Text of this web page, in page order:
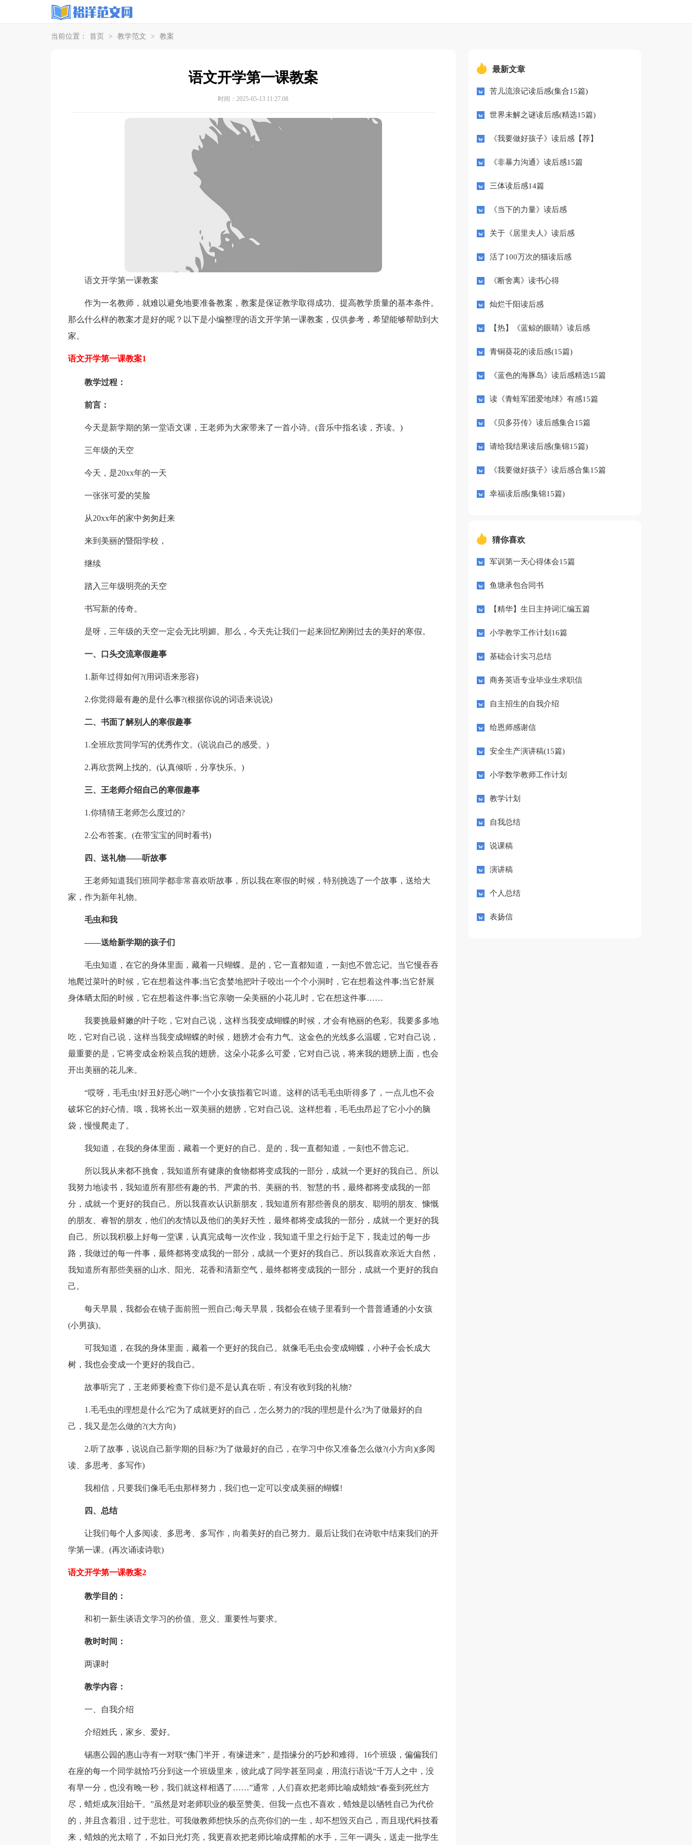
当前位置： 首页 > 教学范文 > 教案
语文开学第一课教案
时间：2025-05-13 11:27:08
语文开学第一课教案
作为一名教师，就难以避免地要准备教案，教案是保证教学取得成功、提高教学质量的基本条件。
那么什么样的教案才是好的呢？以下是小编整理的语文开学第一课教案，仅供参考，希望能够帮助到大
家。
语文开学第一课教案1
教学过程：
前言：
今天是新学期的第一堂语文课，王老师为大家带来了一首小诗。(音乐中指名读，齐读。)
三年级的天空
今天，是20xx年的一天
一张张可爱的笑脸
从20xx年的家中匆匆赶来
来到美丽的暨阳学校，
继续
踏入三年级明亮的天空
书写新的传奇。
是呀，三年级的天空一定会无比明媚。那么，今天先让我们一起来回忆刚刚过去的美好的寒假。
一、口头交流寒假趣事
1.新年过得如何?(用词语来形容)
2.你觉得最有趣的是什么事?(根据你说的词语来说说)
二、书面了解别人的寒假趣事
1.全班欣赏同学写的优秀作文。(说说自己的感受。)
2.再欣赏网上找的。(认真倾听，分享快乐。)
三、王老师介绍自己的寒假趣事
1.你猜猜王老师怎么度过的?
2.公布答案。(在带宝宝的同时看书)
四、送礼物——听故事
王老师知道我们班同学都非常喜欢听故事，所以我在寒假的时候，特别挑选了一个故事，送给大
家，作为新年礼物。
毛虫和我
——送给新学期的孩子们
毛虫知道，在它的身体里面，藏着一只蝴蝶。是的，它一直都知道，一刻也不曾忘记。当它慢吞吞
地爬过菜叶的时候，它在想着这件事;当它贪婪地把叶子咬出一个个小洞时，它在想着这件事;当它舒展
身体晒太阳的时候，它在想着这件事;当它亲吻一朵美丽的小花儿时，它在想这件事……
我要挑最鲜嫩的叶子吃，它对自己说，这样当我变成蝴蝶的时候，才会有艳丽的色彩。我要多多地
吃，它对自己说，这样当我变成蝴蝶的时候，翅膀才会有力气。这金色的光线多么温暖，它对自己说，
最重要的是，它将变成金粉装点我的翅膀。这朵小花多么可爱，它对自己说，将来我的翅膀上面，也会
开出美丽的花儿来。
“哎呀，毛毛虫!好丑好恶心哟!”一个小女孩指着它叫道。这样的话毛毛虫听得多了，一点儿也不会
破坏它的好心情。哦，我将长出一双美丽的翅膀，它对自己说。这样想着，毛毛虫昂起了它小小的脑
袋，慢慢爬走了。
我知道，在我的身体里面，藏着一个更好的自己。是的，我一直都知道，一刻也不曾忘记。
所以我从来都不挑食，我知道所有健康的食物都将变成我的一部分，成就一个更好的我自己。所以
我努力地读书，我知道所有那些有趣的书、严肃的书、美丽的书、智慧的书，最终都将变成我的一部
分，成就一个更好的我自己。所以我喜欢认识新朋友，我知道所有那些善良的朋友、聪明的朋友、慷慨
的朋友、睿智的朋友，他们的友情以及他们的美好天性，最终都将变成我的一部分，成就一个更好的我
自己。所以我积极上好每一堂课，认真完成每一次作业，我知道千里之行始于足下，我走过的每一步
路，我做过的每一件事，最终都将变成我的一部分，成就一个更好的我自己。所以我喜欢亲近大自然，
我知道所有那些美丽的山水、阳光、花香和清新空气，最终都将变成我的一部分，成就一个更好的我自
己。
每天早晨，我都会在镜子面前照一照自己;每天早晨，我都会在镜子里看到一个普普通通的小女孩
(小男孩)。
可我知道，在我的身体里面，藏着一个更好的我自己。就像毛毛虫会变成蝴蝶，小种子会长成大
树，我也会变成一个更好的我自己。
故事听完了，王老师要检查下你们是不是认真在听，有没有收到我的礼物?
1.毛毛虫的理想是什么?它为了成就更好的自己，怎么努力的?我的理想是什么?为了做最好的自
己，我又是怎么做的?(大方向)
2.听了故事，说说自己新学期的目标?为了做最好的自己，在学习中你又准备怎么做?(小方向)(多阅
读、多思考、多写作)
我相信，只要我们像毛毛虫那样努力，我们也一定可以变成美丽的蝴蝶!
四、总结
让我们每个人多阅读、多思考、多写作，向着美好的自己努力。最后让我们在诗歌中结束我们的开
学第一课。(再次诵读诗歌)
语文开学第一课教案2
教学目的：
和初一新生谈语文学习的价值、意义、重要性与要求。
教时时间：
两课时
教学内容：
一、自我介绍
介绍姓氏，家乡、爱好。
锡惠公园的惠山寺有一对联“佛门半开，有缘进来”，是指缘分的巧妙和难得。16个班级，偏偏我们
在座的每一个同学就恰巧分到这一个班级里来，彼此成了同学甚至同桌，用流行语说“千万人之中，没
有早一分，也没有晚一秒，我们就这样相遇了……”通常，人们喜欢把老师比喻成蜡烛“春蚕到死丝方
尽，蜡炬成灰泪始干。”虽然是对老师职业的极至赞美。但我一点也不喜欢，蜡烛是以牺牲自己为代价
的，并且含着泪，过于悲壮。可我做教师想快乐的点亮你们的一生，却不想毁灭自己，而且现代科技看
来，蜡烛的光太暗了，不如日光灯亮，我更喜欢把老师比喻成撑船的水手，三年一调头，送走一批学生
最新文章
苦儿流浪记读后感(集合15篇)
世界未解之谜读后感(精选15篇)
《我要做好孩子》读后感【荐】
《非暴力沟通》读后感15篇
三体读后感14篇
《当下的力量》读后感
关于《居里夫人》读后感
活了100万次的猫读后感
《断舍离》读书心得
灿烂千阳读后感
【热】《蓝鲸的眼睛》读后感
青铜葵花的读后感(15篇)
《蓝色的海豚岛》读后感精选15篇
读《青蛙军团爱地球》有感15篇
《贝多芬传》读后感集合15篇
请给我结果读后感(集锦15篇)
《我要做好孩子》读后感合集15篇
幸福读后感(集锦15篇)
猜你喜欢
军训第一天心得体会15篇
鱼塘承包合同书
【精华】生日主持词汇编五篇
小学教学工作计划16篇
基础会计实习总结
商务英语专业毕业生求职信
自主招生的自我介绍
给恩师感谢信
安全生产演讲稿(15篇)
小学数学教师工作计划
教学计划
自我总结
说课稿
演讲稿
个人总结
表扬信